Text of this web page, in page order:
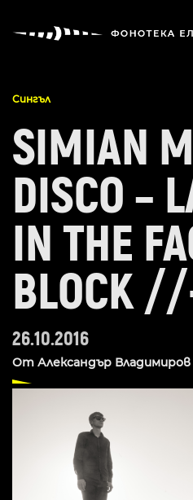
Сингъл
SIMIAN
DISCO –
IN THE
BLOCK
26.10.2016
От Александър Владимиров